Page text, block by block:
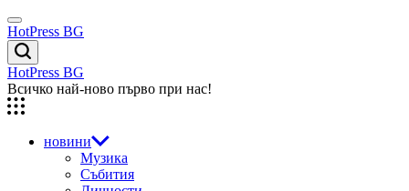
Skip
to
content
Menu
HotPress BG
Търсене
HotPress BG
Всичко най-ново първо при нас!
новини
Музика
Събития